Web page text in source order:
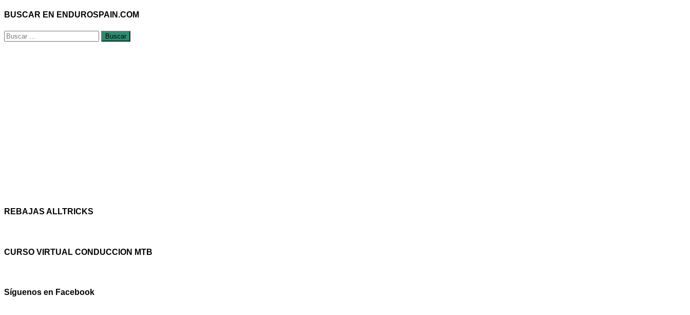
BUSCAR EN ENDUROSPAIN.COM
Buscar:
REBAJAS ALLTRICKS
CURSO VIRTUAL CONDUCCION MTB
Síguenos en Facebook